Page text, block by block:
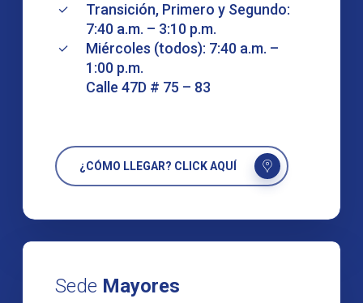
Transición, Primero y Segundo:
7:40 a.m. – 3:10 p.m.
Miércoles (todos): 7:40 a.m. –
1:00 p.m.
Calle 47D # 75 – 83
¿CÓMO LLEGAR? CLICK AQUÍ
Sede Mayores